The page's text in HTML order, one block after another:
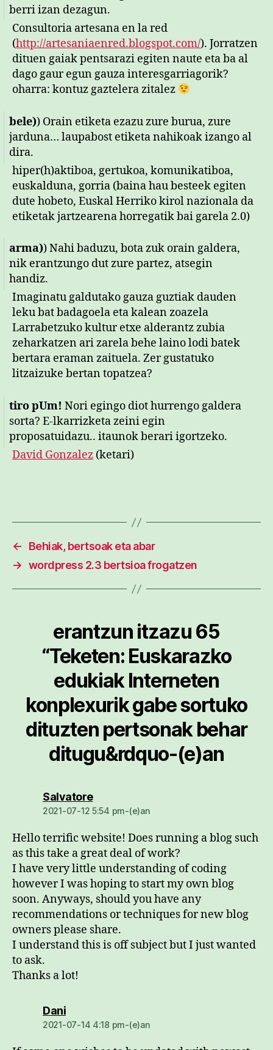
berri izan dezagun.
Consultoria artesana en la red
(http://artesaniaenred.blogspot.com/). Jorratzen
dituen gaiak pentsarazi egiten naute eta ba al
dago gaur egun gauza interesgarriagorik?
oharra: kontuz gaztelera zitalez
bele)) Orain etiketa ezazu zure burua, zure
jarduna… laupabost etiketa nahikoak izango al
dira.
hiper(h)aktiboa, gertukoa, komunikatiboa,
euskalduna, gorria (baina hau besteek egiten
dute hobeto, Euskal Herriko kirol nazionala da
etiketak jartzearena horregatik bai garela 2.0)
arma)) Nahi baduzu, bota zuk orain galdera,
nik erantzungo dut zure partez, atsegin
handiz.
Imaginatu galdutako gauza guztiak dauden
leku bat badagoela eta kalean zoazela
Larrabetzuko kultur etxe alderantz zubia
zeharkatzen ari zarela behe laino lodi batek
bertara eraman zaituela. Zer gustatuko
litzaizuke bertan topatzea?
tiro pUm! Nori egingo diot hurrengo galdera
sorta? E-lkarrizketa zeini egin
proposatuidazu.. itaunok berari igortzeko.
David Gonzalez (ketari)
←
Behiak, bertsoak eta abar
→ wordpress 2.3 bertsioa frogatzen
erantzun itzazu 65
“Teketen: Euskarazko
edukiak Interneten
konplexurik gabe sortuko
dituzten pertsonak behar
ditugu&rdquo-(e)an
Salvatoredio:
2021-07-12 5:54 pm-(e)an
Hello terrific website! Does running a blog such
as this take a great deal of work?
I have very little understanding of coding
however I was hoping to start my own blog
soon. Anyways, should you have any
recommendations or techniques for new blog
owners please share.
I understand this is off subject but I just wanted
to ask.
Thanks a lot!
Danidio:
2021-07-14 4:18 pm-(e)an